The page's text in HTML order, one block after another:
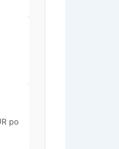
po